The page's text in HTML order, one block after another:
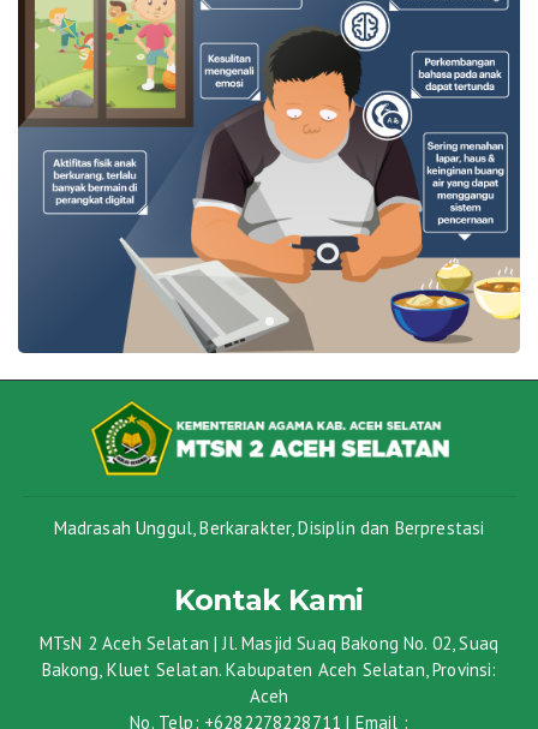
Madrasah Unggul, Berkarakter, Disiplin dan Berprestasi
Kontak Kami
MTsN 2 Aceh Selatan | Jl. Masjid Suaq Bakong No. 02, Suaq
Bakong, Kluet Selatan. Kabupaten Aceh Selatan, Provinsi:
Aceh
No. Telp: +6282278228711 | Email :